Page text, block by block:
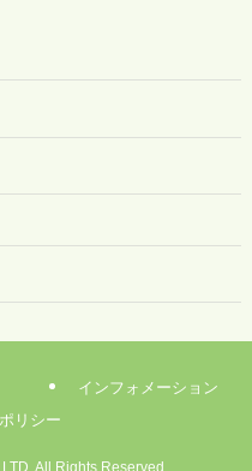
リシー
インフォメーション
All Rights Reserved.